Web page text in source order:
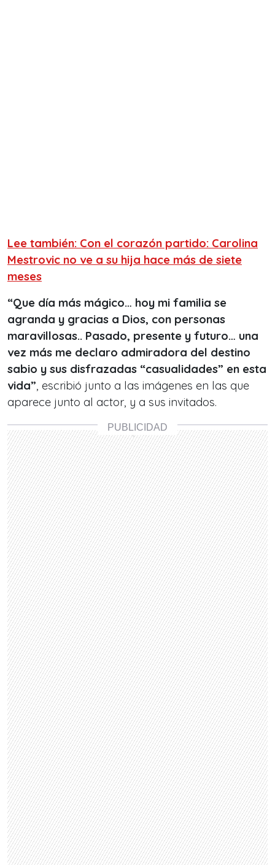
Lee también: Con el corazón partido: Carolina
Mestrovic no ve a su hija hace más de siete
meses
“Que día más mágico… hoy mi familia se
agranda y gracias a Dios, con personas
maravillosas.. Pasado, presente y futuro… una
vez más me declaro admiradora del destino
sabio y sus disfrazadas “casualidades” en esta
vida”, escribió junto a las imágenes en las que
aparece junto al actor, y a sus invitados.